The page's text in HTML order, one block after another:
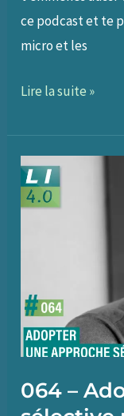
ce podcast et te
micro et les
065
Les
meilleurs
épisodes
du
objectifs
et
perspectives
(épisode
en
Lire la suite »
064 –